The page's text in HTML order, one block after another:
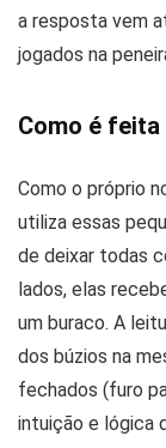
a resposta vem
jogados na
Como é
Como o próprio
utiliza essas
de deixar todas
lados, elas
um buraco. A
dos búzios na
fechados (furo
intuição e lógica